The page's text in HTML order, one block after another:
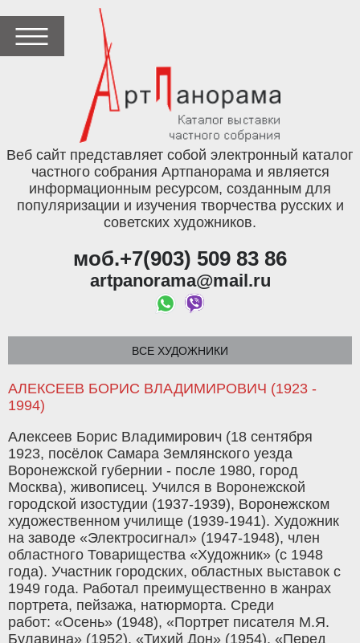
Веб сайт представляет собой электронный каталог
частного собрания Артпанорама и является
информационным ресурсом, созданным для
популяризации и изучения творчества русских и
советских художников.
моб.+7(903) 509 83 86
artpanorama@mail.ru
ВСЕ ХУДОЖНИКИ
АЛЕКСЕЕВ БОРИС ВЛАДИМИРОВИЧ (1923 -
1994)
Алексеев Борис Владимирович (18 сентября
1923, посёлок Самара Землянского уезда
Воронежской губернии - после 1980, город
Москва), живописец. Учился в Воронежской
городской изостудии (1937-1939), Воронежском
художественном училище (1939-1941). Художник
на заводе «Электросигнал» (1947-1948), член
областного Товарищества «Художник» (с 1948
года). Участник городских, областных выставок с
1949 года. Работал преимущественно в жанрах
портрета, пейзажа, натюрморта. Среди
работ: «Осень» (1948), «Портрет писателя М.Я.
Булавина» (1952), «Тихий Дон» (1954), «Перед